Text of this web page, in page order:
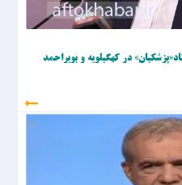
در کهگیلویه و بویراحمد